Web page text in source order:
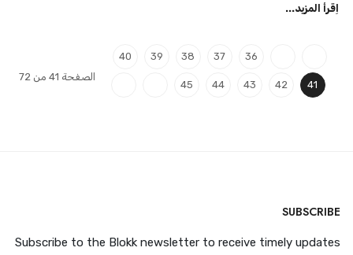
اِقرأ المزيد...
الصفحة 41 من 72
36
37
38
39
40
41
42
43
44
45
SUBSCRIBE
Subscribe to the Blokk newsletter to receive timely updates